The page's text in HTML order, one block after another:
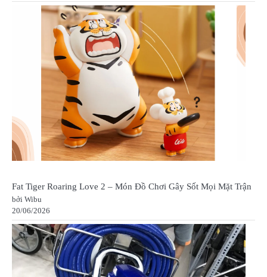
Fat Tiger Roaring Love 2 – Món Đồ Chơi Gây Sốt Mọi Mặt Trận
bởi Wibu
20/06/2026